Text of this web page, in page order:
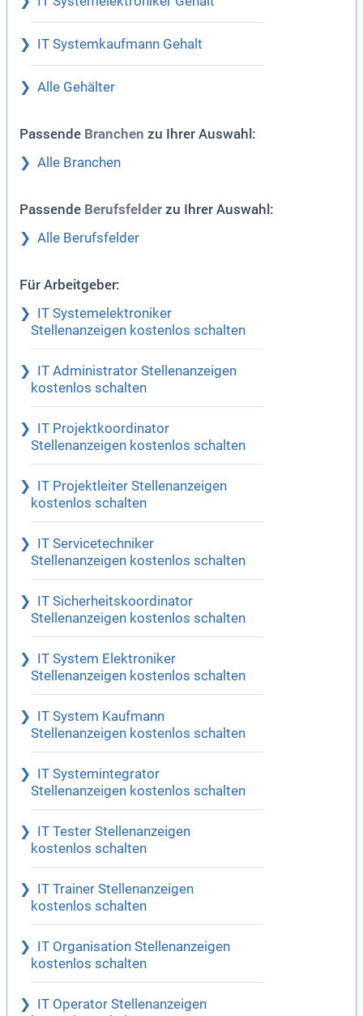
IT Systemkaufmann Gehalt
Alle Gehälter
Passende Branchen zu Ihrer Auswahl:
Alle Branchen
Passende Berufsfelder zu Ihrer Auswahl:
Alle Berufsfelder
Für Arbeitgeber:
IT Systemelektroniker
Stellenanzeigen kostenlos schalten
IT Administrator Stellenanzeigen
kostenlos schalten
IT Projektkoordinator
Stellenanzeigen kostenlos schalten
IT Projektleiter Stellenanzeigen
kostenlos schalten
IT Servicetechniker
Stellenanzeigen kostenlos schalten
IT Sicherheitskoordinator
Stellenanzeigen kostenlos schalten
IT System Elektroniker
Stellenanzeigen kostenlos schalten
IT System Kaufmann
Stellenanzeigen kostenlos schalten
IT Systemintegrator
Stellenanzeigen kostenlos schalten
IT Tester Stellenanzeigen
kostenlos schalten
IT Trainer Stellenanzeigen
kostenlos schalten
IT Organisation Stellenanzeigen
kostenlos schalten
IT Operator Stellenanzeigen